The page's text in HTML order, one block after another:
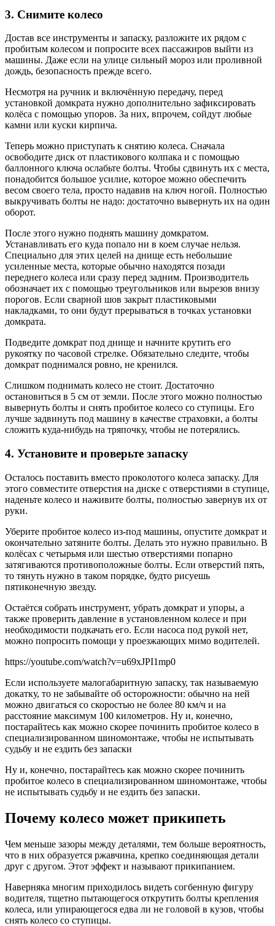
3. Снимите колесо
Достав все инструменты и запаску, разложите их рядом с
пробитым колесом и попросите всех пассажиров выйти из
машины. Даже если на улице сильный мороз или проливной
дождь, безопасность прежде всего.
Несмотря на ручник и включённую передачу, перед
установкой домкрата нужно дополнительно зафиксировать
колёса с помощью упоров. За них, впрочем, сойдут любые
камни или куски кирпича.
Теперь можно приступать к снятию колеса. Сначала
освободите диск от пластикового колпака и с помощью
баллонного ключа ослабьте болты. Чтобы сдвинуть их с места,
понадобится большое усилие, которое можно обеспечить
весом своего тела, просто надавив на ключ ногой. Полностью
выкручивать болты не надо: достаточно вывернуть их на один
оборот.
После этого нужно поднять машину домкратом.
Устанавливать его куда попало ни в коем случае нельзя.
Специально для этих целей на днище есть небольшие
усиленные места, которые обычно находятся позади
переднего колеса или сразу перед задним. Производитель
обозначает их с помощью треугольников или вырезов внизу
порогов. Если сварной шов закрыт пластиковыми
накладками, то они будут прерываться в точках установки
домкрата.
Подведите домкрат под днище и начните крутить его
рукоятку по часовой стрелке. Обязательно следите, чтобы
домкрат поднимался ровно, не кренился.
Слишком поднимать колесо не стоит. Достаточно
остановиться в 5 см от земли. После этого можно полностью
вывернуть болты и снять пробитое колесо со ступицы. Его
лучше задвинуть под машину в качестве страховки, а болты
сложить куда-нибудь на тряпочку, чтобы не потерялись.
4. Установите и проверьте запаску
Осталось поставить вместо проколотого колеса запаску. Для
этого совместите отверстия на диске с отверстиями в ступице,
наденьте колесо и наживите болты, полностью завернув их от
руки.
Уберите пробитое колесо из-под машины, опустите домкрат и
окончательно затяните болты. Делать это нужно правильно. В
колёсах с четырьмя или шестью отверстиями попарно
затягиваются противоположные болты. Если отверстий пять,
то тянуть нужно в таком порядке, будто рисуешь
пятиконечную звезду.
Остаётся собрать инструмент, убрать домкрат и упоры, а
также проверить давление в установленном колесе и при
необходимости подкачать его. Если насоса под рукой нет,
можно попросить помощи у проезжающих мимо водителей.
https://youtube.com/watch?v=u69xJPI1mp0
Если используете малогабаритную запаску, так называемую
докатку, то не забывайте об осторожности: обычно на ней
можно двигаться со скоростью не более 80 км/ч и на
расстояние максимум 100 километров. Ну и, конечно,
постарайтесь как можно скорее починить пробитое колесо в
специализированном шиномонтаже, чтобы не испытывать
судьбу и не ездить без запаски
Ну и, конечно, постарайтесь как можно скорее починить
пробитое колесо в специализированном шиномонтаже, чтобы
не испытывать судьбу и не ездить без запаски.
Почему колесо может прикипеть
Чем меньше зазоры между деталями, тем больше вероятность,
что в них образуется ржавчина, крепко соединяющая детали
друг с другом. Этот эффект и называют прикипанием.
Наверняка многим приходилось видеть согбенную фигуру
водителя, тщетно пытающегося открутить болты крепления
колеса, или упирающегося едва ли не головой в кузов, чтобы
снять колесо со ступицы.